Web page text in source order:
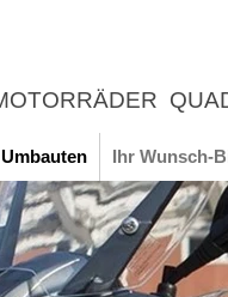
Umbauten Ihr Wunsch-